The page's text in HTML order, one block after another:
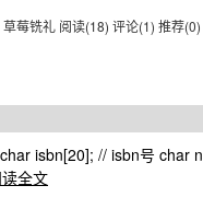
莓铣礼 阅读(18) 评论(1) 推荐(0)
isbn[20]; // isbn号 char n
全文